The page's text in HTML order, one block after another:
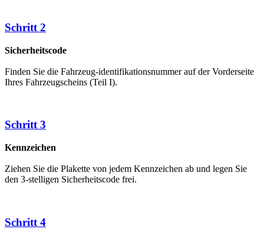
Schritt 2
Sicherheitscode
Finden Sie die Fahrzeug-identifikationsnummer auf der Vorderseite
Ihres Fahrzeugscheins (Teil I).
Schritt 3
Kennzeichen
Ziehen Sie die Plakette von jedem Kennzeichen ab und legen Sie
den 3-stelligen Sicherheitscode frei.
Schritt 4